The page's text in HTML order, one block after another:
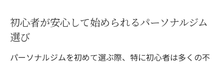
初心者が安心して始められるパーソナルジム
選び
パーソナルジムを初めて選ぶ際、特に初心者は多くの不